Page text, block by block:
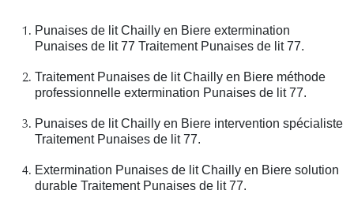
Punaises de lit Chailly en Biere extermination
Punaises de lit 77 Traitement Punaises de lit 77.
Traitement Punaises de lit Chailly en Biere méthode
professionnelle extermination Punaises de lit 77.
Punaises de lit Chailly en Biere intervention spécialiste
Traitement Punaises de lit 77.
Extermination Punaises de lit Chailly en Biere solution
durable Traitement Punaises de lit 77.